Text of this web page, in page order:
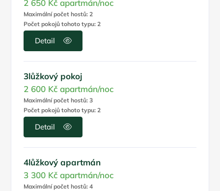
2 650 Kčapartmán/noc
Maximální počet hostů: 2
Počet pokojů tohoto typu: 2
Detail
3lůžkový pokoj
2 600 Kčapartmán/noc
Maximální počet hostů: 3
Počet pokojů tohoto typu: 2
Detail
4lůžkový apartmán
3 300 Kčapartmán/noc
Maximální počet hostů: 4